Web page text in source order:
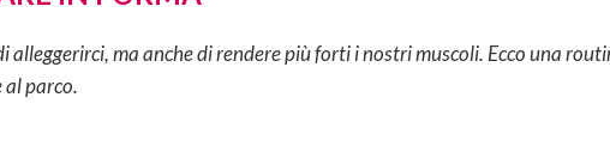
ma anche di rendere più forti i nostri muscoli. Ecco una
al parco.